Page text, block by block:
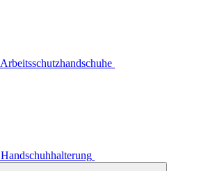
Arbeitsschutzhandschuhe
Handschuhhalterung